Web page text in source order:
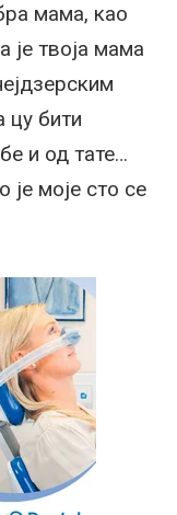
мама, као
је твоја мама
цу бити
и од тате…
моје сто се